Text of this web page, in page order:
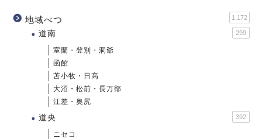
地域べつ 1,172
道南 299
室蘭・登別・洞爺
函館
苫小牧・日高
大沼・松前・長万部
江差・奥尻
道央 392
ニセコ